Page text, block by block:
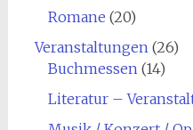
Romane (20)
Veranstaltungen(26)
Buchmessen(14)
Literatur –